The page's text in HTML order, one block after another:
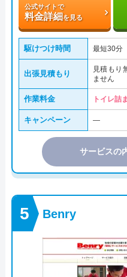
公式サイトで
料金詳細を見る
駆けつけ時間 最短30分
出張見積もり
見積もり
ません
作業料金 トイレ詰
キャンペーン ―
サービスの
Benry